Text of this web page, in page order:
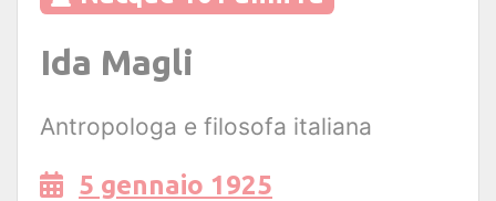
Ida Magli
Antropologa e filosofa italiana
5 gennaio 1925